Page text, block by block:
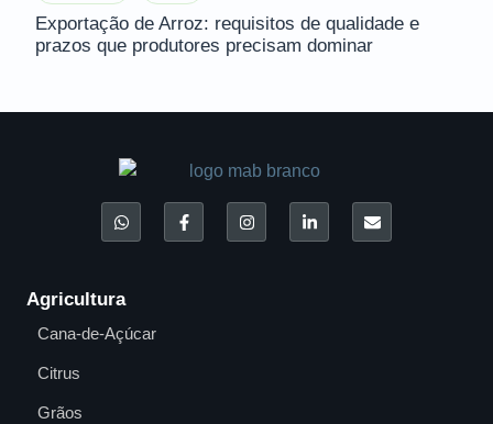
Exportação de Arroz: requisitos de qualidade e
prazos que produtores precisam dominar
Agricultura
Cana-de-Açúcar
Citrus
Grãos